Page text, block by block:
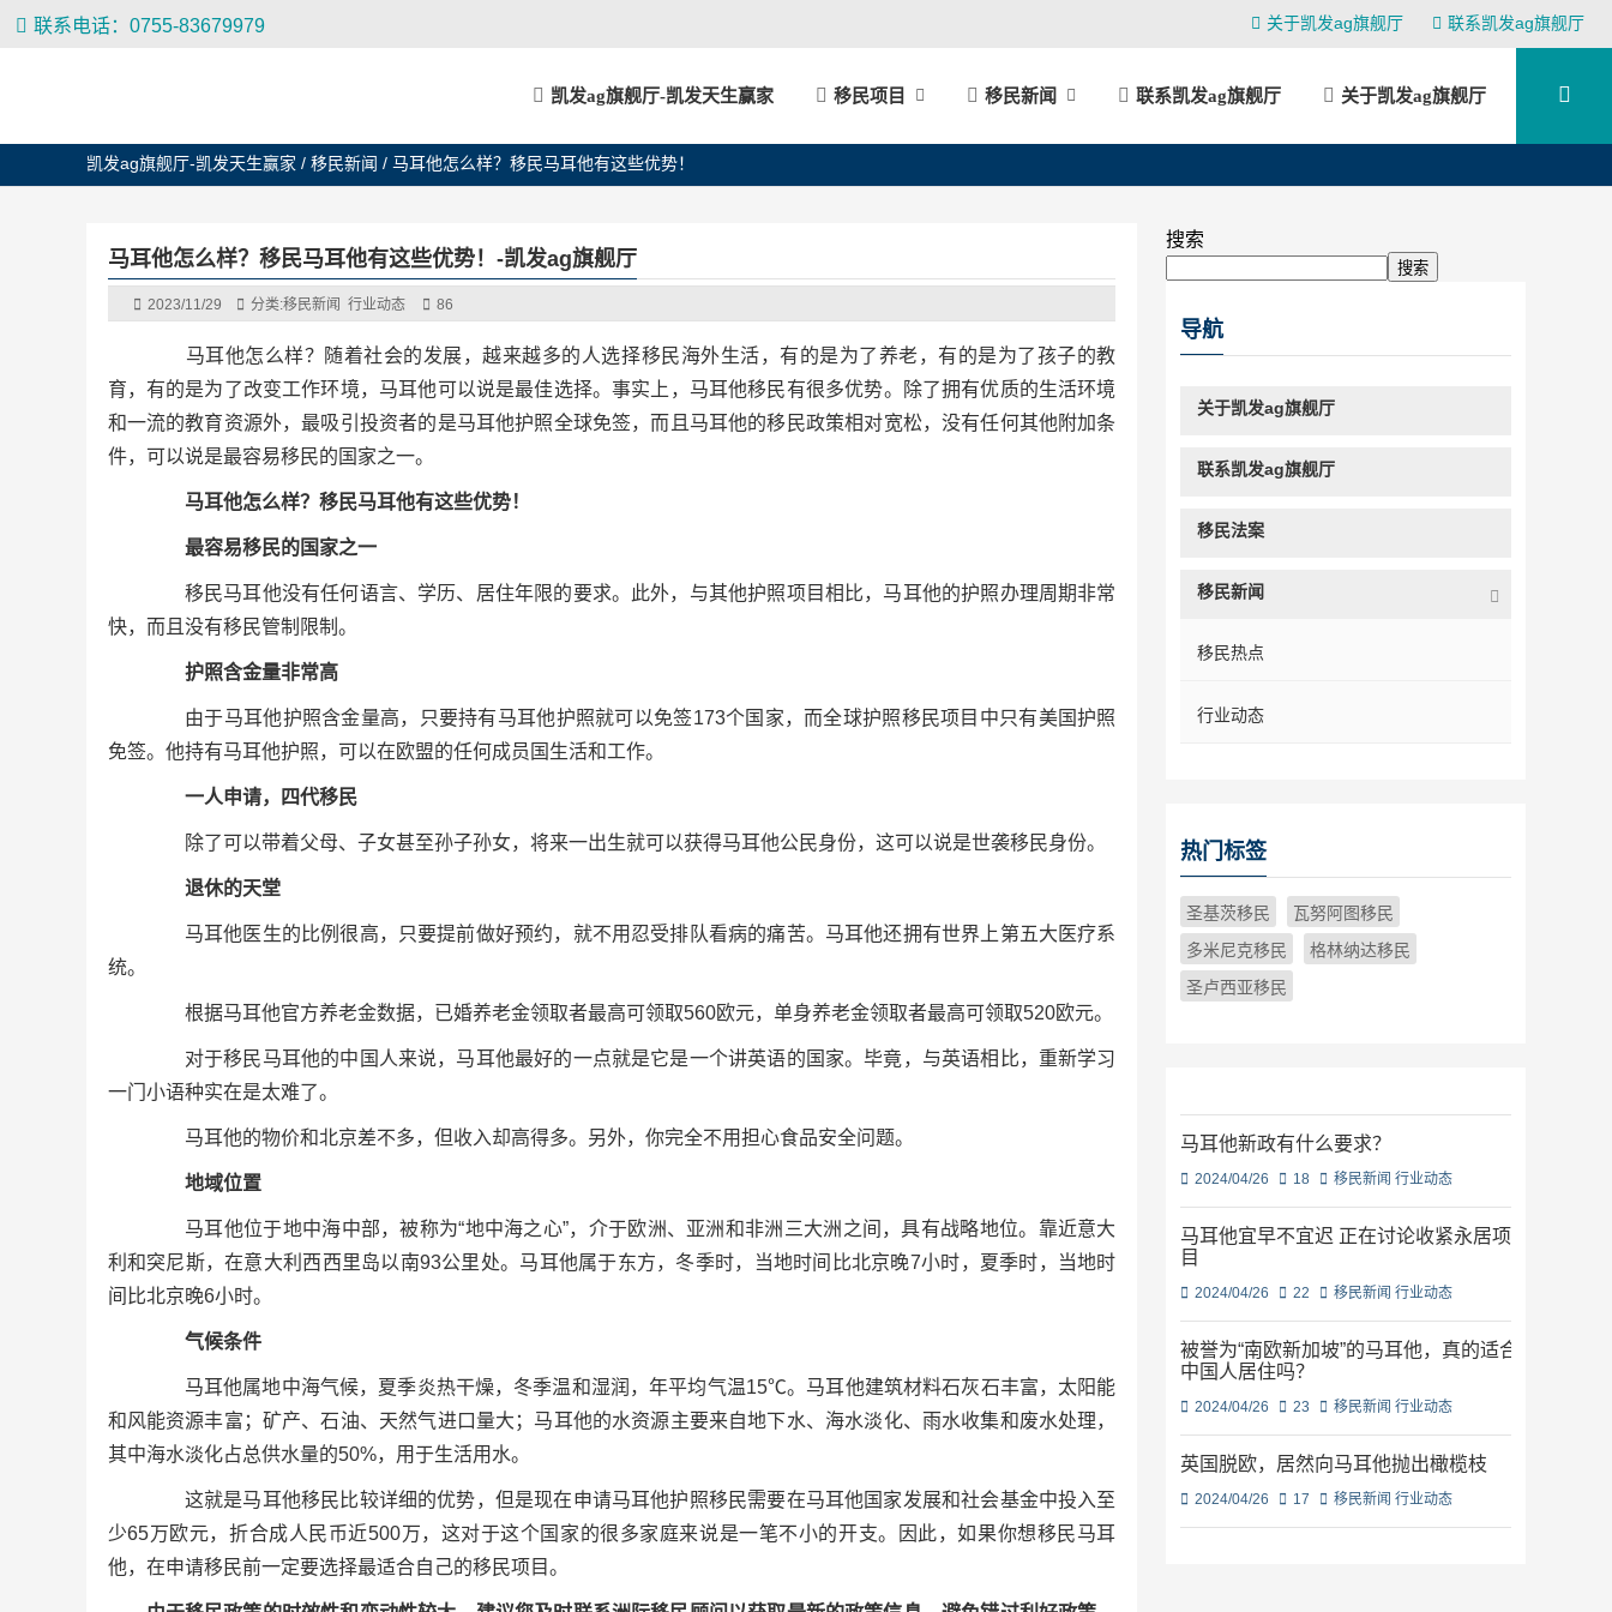
联系电话：0755-83679979 关于凯发ag旗舰厅 联系凯发ag旗舰厅
凯发ag旗舰厅-凯发天生赢家 移民项目 移民新闻 联系凯发ag旗舰厅 关于凯发ag旗舰厅
凯发ag旗舰厅-凯发天生赢家 / 移民新闻 / 马耳他怎么样？移民马耳他有这些优势！
马耳他怎么样？移民马耳他有这些优势！-凯发ag旗舰厅
2023/11/29 分类:移民新闻 行业动态 86
马耳他怎么样？随着社会的发展，越来越多的人选择移民海外生活，有的是为了养老，有的是为了孩子的教
育，有的是为了改变工作环境，马耳他可以说是最佳选择。事实上，马耳他移民有很多优势。除了拥有优质的生活环境
和一流的教育资源外，最吸引投资者的是马耳他护照全球免签，而且马耳他的移民政策相对宽松，没有任何其他附加条
件，可以说是最容易移民的国家之一。
马耳他怎么样？移民马耳他有这些优势！
最容易移民的国家之一
移民马耳他没有任何语言、学历、居住年限的要求。此外，与其他护照项目相比，马耳他的护照办理周期非常
快，而且没有移民管制限制。
护照含金量非常高
由于马耳他护照含金量高，只要持有马耳他护照就可以免签173个国家，而全球护照移民项目中只有美国护照
免签。他持有马耳他护照，可以在欧盟的任何成员国生活和工作。
一人申请，四代移民
除了可以带着父母、子女甚至孙子孙女，将来一出生就可以获得马耳他公民身份，这可以说是世袭移民身份。
退休的天堂
马耳他医生的比例很高，只要提前做好预约，就不用忍受排队看病的痛苦。马耳他还拥有世界上第五大医疗系
统。
根据马耳他官方养老金数据，已婚养老金领取者最高可领取560欧元，单身养老金领取者最高可领取520欧元。
对于移民马耳他的中国人来说，马耳他最好的一点就是它是一个讲英语的国家。毕竟，与英语相比，重新学习
一门小语种实在是太难了。
马耳他的物价和北京差不多，但收入却高得多。另外，你完全不用担心食品安全问题。
地域位置
马耳他位于地中海中部，被称为“地中海之心”，介于欧洲、亚洲和非洲三大洲之间，具有战略地位。靠近意大
利和突尼斯，在意大利西西里岛以南93公里处。马耳他属于东方，冬季时，当地时间比北京晚7小时，夏季时，当地时
间比北京晚6小时。
气候条件
马耳他属地中海气候，夏季炎热干燥，冬季温和湿润，年平均气温15℃。马耳他建筑材料石灰石丰富，太阳能
和风能资源丰富；矿产、石油、天然气进口量大；马耳他的水资源主要来自地下水、海水淡化、雨水收集和废水处理，
其中海水淡化占总供水量的50%，用于生活用水。
这就是马耳他移民比较详细的优势，但是现在申请马耳他护照移民需要在马耳他国家发展和社会基金中投入至
少65万欧元，折合成人民币近500万，这对于这个国家的很多家庭来说是一笔不小的开支。因此，如果你想移民马耳
他，在申请移民前一定要选择最适合自己的移民项目。
搜索
搜索
导航
关于凯发ag旗舰厅
联系凯发ag旗舰厅
移民法案
移民新闻
移民热点
行业动态
热门标签
圣基茨移民
瓦努阿图移民
多米尼克移民
格林纳达移民
圣卢西亚移民
马耳他新政有什么要求？
2024/04/26 18 移民新闻 行业动态
马耳他宜早不宜迟 正在讨论收紧永居项
目
2024/04/26 22 移民新闻 行业动态
被誉为“南欧新加坡”的马耳他，真的适合
中国人居住吗？
2024/04/26 23 移民新闻 行业动态
英国脱欧，居然向马耳他抛出橄榄枝
2024/04/26 17 移民新闻 行业动态